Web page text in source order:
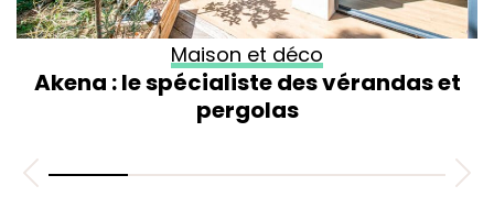
Maison et déco
Akena : le spécialiste des vérandas et
pergolas